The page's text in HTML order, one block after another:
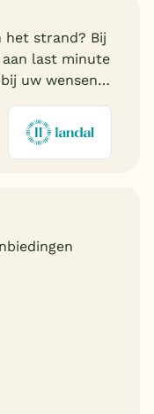
het strand? Bij
last minute
uw wensen